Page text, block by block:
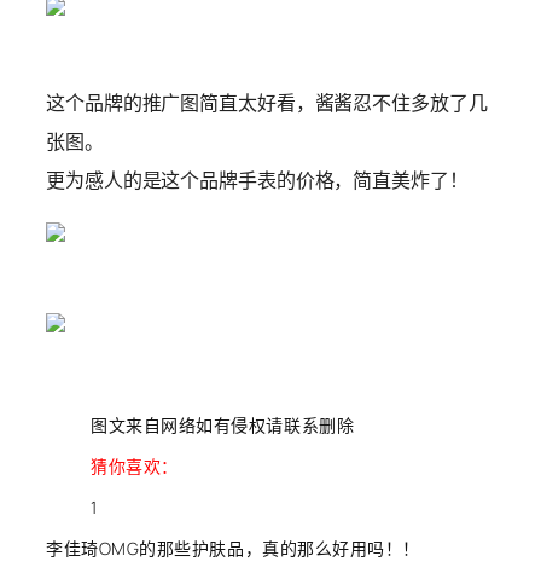
这个品牌的推广图简直太好看，酱酱忍不住多放了几
张图。
更为感人的是这个品牌手表的价格，简直美炸了！
图文来自网络如有侵权请联系删除
猜你喜欢：
1
李佳琦OMG的那些护肤品，真的那么好用吗！！